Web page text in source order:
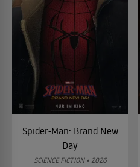
Spider-Man: Brand New
Day
SCIENCE FICTION • 2026